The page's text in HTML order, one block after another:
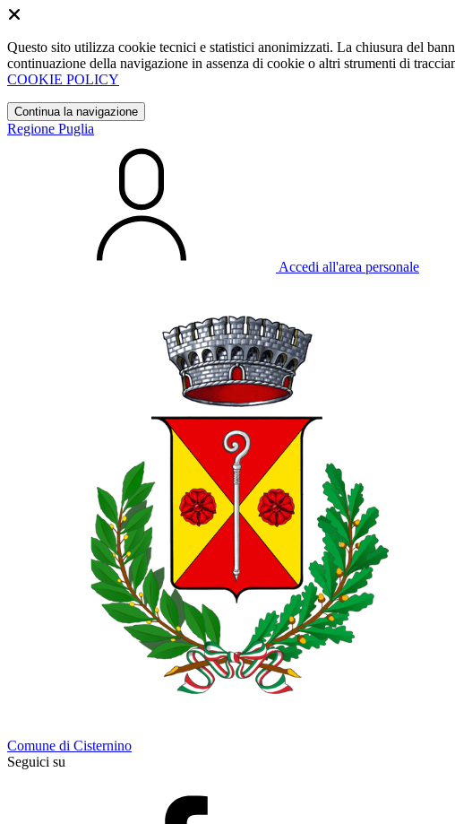
Questo sito utilizza cookie tecnici e statistici anonimizzati. La chiusura del
continuazione della navigazione in assenza di cookie o altri strumenti di
COOKIE POLICY
Continua la navigazione
Regione Puglia
Accedi all'area personale
Comune di Cisternino
Seguici su